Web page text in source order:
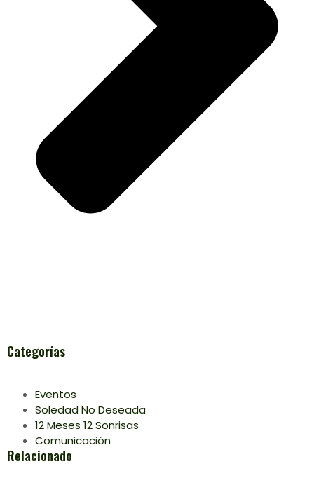
Categorías
Eventos
Soledad No Deseada
12 Meses 12 Sonrisas
Comunicación
Relacionado